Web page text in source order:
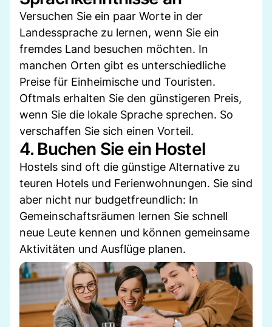
Versuchen Sie ein paar Worte in der
Landessprache zu lernen, wenn Sie ein
fremdes Land besuchen möchten. In
manchen Orten gibt es unterschiedliche
Preise für Einheimische und Touristen.
Oftmals erhalten Sie den günstigeren Preis,
wenn Sie die lokale Sprache sprechen. So
verschaffen Sie sich einen Vorteil.
4. Buchen Sie ein Hostel
Hostels sind oft die günstige Alternative zu
teuren Hotels und Ferienwohnungen. Sie sind
aber nicht nur budgetfreundlich: In
Gemeinschaftsräumen lernen Sie schnell
neue Leute kennen und können gemeinsame
Aktivitäten und Ausflüge planen.